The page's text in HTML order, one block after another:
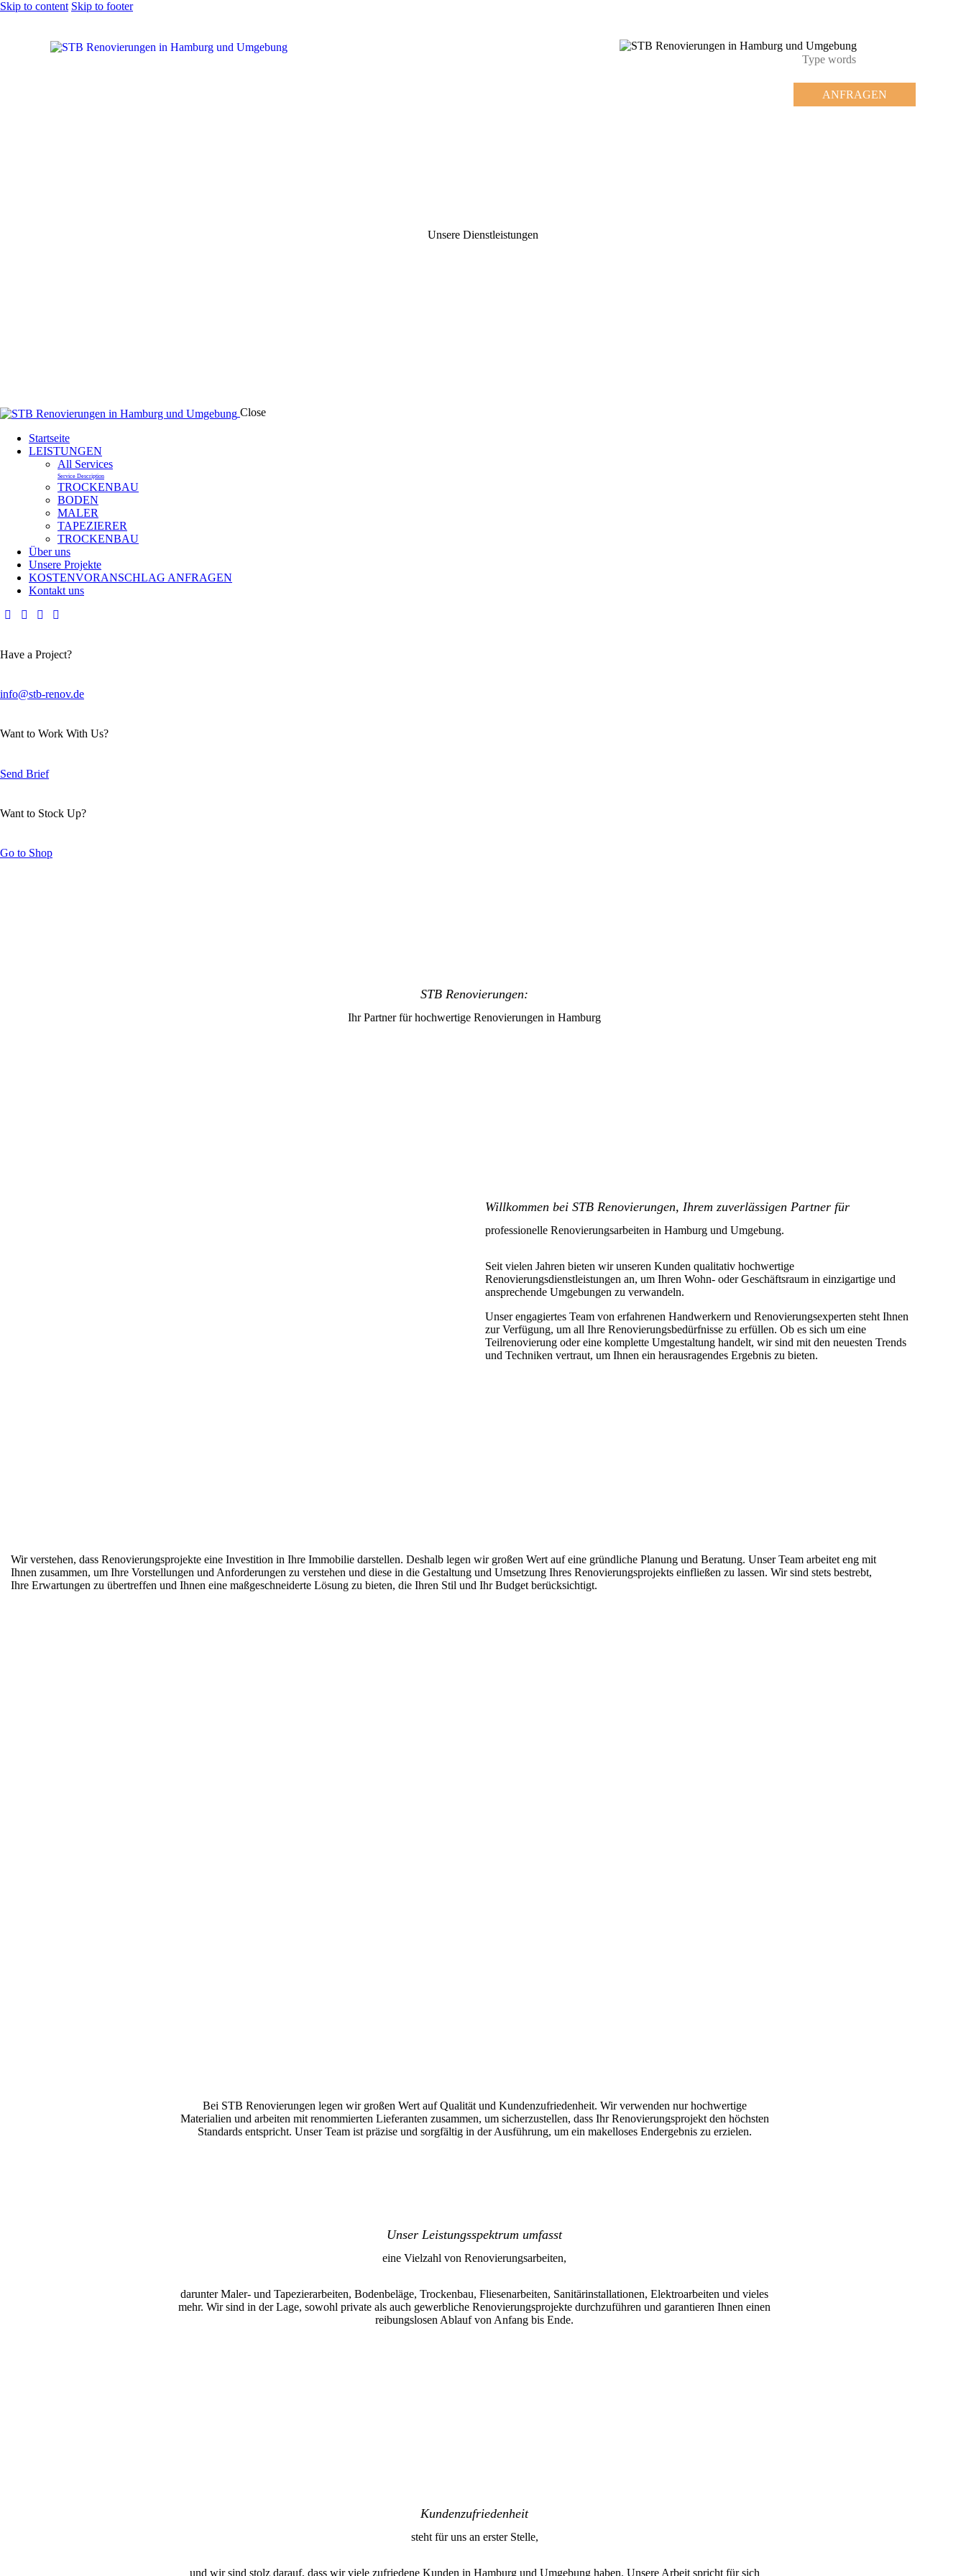
Skip to content Skip to footer
ANFRAGEN
Unsere Dienstleistungen
Close
Startseite
LEISTUNGEN
All Services
Service Description
TROCKENBAU
BODEN
MALER
TAPEZIERER
TROCKENBAU
Über uns
Unsere Projekte
KOSTENVORANSCHLAG ANFRAGEN
Kontakt uns
Have a Project?
info@stb-renov.de
Want to Work With Us?
Send Brief
Want to Stock Up?
Go to Shop
STB Renovierungen:
Ihr Partner für hochwertige Renovierungen in Hamburg
Willkommen bei STB Renovierungen, Ihrem zuverlässigen Partner für
professionelle Renovierungsarbeiten in Hamburg und Umgebung.
Seit vielen Jahren bieten wir unseren Kunden qualitativ hochwertige
Renovierungsdienstleistungen an, um Ihren Wohn- oder Geschäftsraum in einzigartige und
ansprechende Umgebungen zu verwandeln.
Unser engagiertes Team von erfahrenen Handwerkern und Renovierungsexperten steht Ihnen
zur Verfügung, um all Ihre Renovierungsbedürfnisse zu erfüllen. Ob es sich um eine
Teilrenovierung oder eine komplette Umgestaltung handelt, wir sind mit den neuesten Trends
und Techniken vertraut, um Ihnen ein herausragendes Ergebnis zu bieten.
Wir verstehen, dass Renovierungsprojekte eine Investition in Ihre Immobilie darstellen. Deshalb legen wir großen Wert auf eine gründliche Planung und Beratung. Unser Team arbeitet eng mit
Ihnen zusammen, um Ihre Vorstellungen und Anforderungen zu verstehen und diese in die Gestaltung und Umsetzung Ihres Renovierungsprojekts einfließen zu lassen. Wir sind stets bestrebt,
Ihre Erwartungen zu übertreffen und Ihnen eine maßgeschneiderte Lösung zu bieten, die Ihren Stil und Ihr Budget berücksichtigt.
Bei STB Renovierungen legen wir großen Wert auf Qualität und Kundenzufriedenheit. Wir verwenden nur hochwertige
Materialien und arbeiten mit renommierten Lieferanten zusammen, um sicherzustellen, dass Ihr Renovierungsprojekt den höchsten
Standards entspricht. Unser Team ist präzise und sorgfältig in der Ausführung, um ein makelloses Endergebnis zu erzielen.
Unser Leistungsspektrum umfasst
eine Vielzahl von Renovierungsarbeiten,
darunter Maler- und Tapezierarbeiten, Bodenbeläge, Trockenbau, Fliesenarbeiten, Sanitärinstallationen, Elektroarbeiten und vieles
mehr. Wir sind in der Lage, sowohl private als auch gewerbliche Renovierungsprojekte durchzuführen und garantieren Ihnen einen
reibungslosen Ablauf von Anfang bis Ende.
Kundenzufriedenheit
steht für uns an erster Stelle,
und wir sind stolz darauf, dass wir viele zufriedene Kunden in Hamburg und Umgebung haben. Unsere Arbeit spricht für sich